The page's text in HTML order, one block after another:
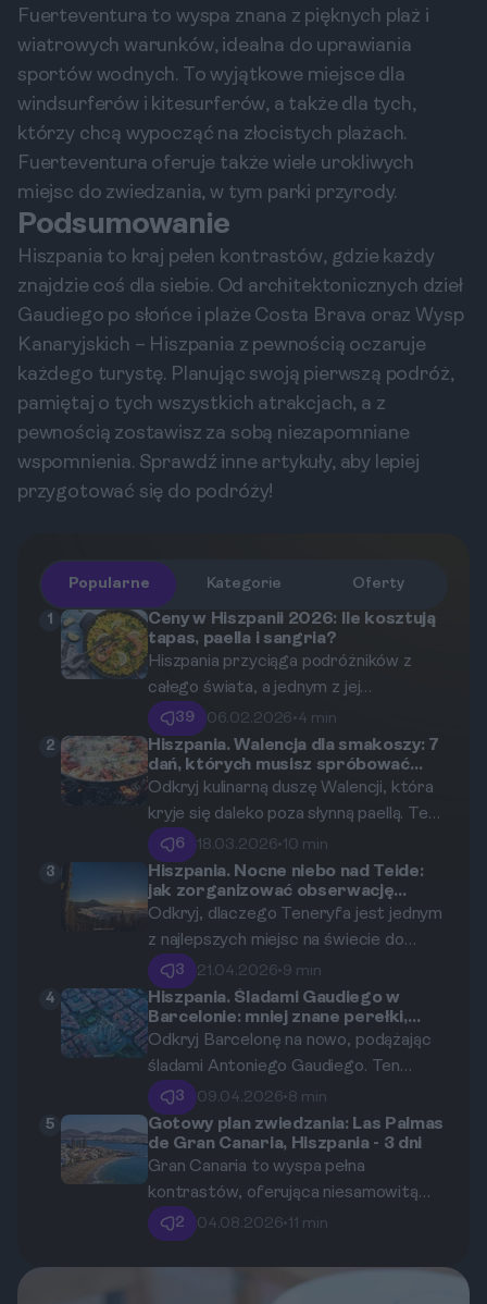
Fuerteventura to wyspa znana z pięknych plaż i
wiatrowych warunków, idealna do uprawiania
sportów wodnych. To wyjątkowe miejsce dla
windsurferów i kitesurferów, a także dla tych,
którzy chcą wypocząć na złocistych plażach.
Fuerteventura oferuje także wiele urokliwych
miejsc do zwiedzania, w tym parki przyrody.
Podsumowanie
Hiszpania to kraj pełen kontrastów, gdzie każdy
znajdzie coś dla siebie. Od architektonicznych dzieł
Gaudiego po słońce i plaże Costa Brava oraz Wysp
Kanaryjskich – Hiszpania z pewnością oczaruje
każdego turystę. Planując swoją pierwszą podróż,
pamiętaj o tych wszystkich atrakcjach, a z
pewnością zostawisz za sobą niezapomniane
wspomnienia. Sprawdź inne artykuły, aby lepiej
przygotować się do podróży!
Popularne Kategorie Oferty
1
Ceny w Hiszpanii 2026: Ile kosztują
tapas, paella i sangria?
Hiszpania przyciąga podróżników z
całego świata, a jednym z jej
największych uroków jest wyjątkowa
kuchnia. W tym artykule przyjrzymy się
cenom najpopularniejszych potraw,
takich jak tapas, paella oraz tradycyjny
napój - sangria. Dowiedz się, jak
zbudować budżet na gastronomiczne
doznania w Hiszpanii w latach 2025-
2026.
39 06.02.2026•4 min
2
Hiszpania. Walencja dla smakoszy: 7
dań, których musisz spróbować
poza paellą.
Odkryj kulinarną duszę Walencji, która
kryje się daleko poza słynną paellą. Ten
przewodnik przedstawia 7 kluczowych
dań i doświadczeń, od alternatywnych
potraw ryżowych po unikalne tapas i
napoje, które pozwolą Ci zjeść jak
prawdziwy mieszkaniec Walencji.
6 18.03.2026•10 min
3
Hiszpania. Nocne niebo nad Teide:
jak zorganizować obserwację
gwiazd na Teneryfie?
Odkryj, dlaczego Teneryfa jest jednym
z najlepszych miejsc na świecie do
obserwacji gwiazd. Ten kompleksowy
przewodnik pomoże Ci zaplanować
niezapomnianą nocną przygodę w
Parku Narodowym Teide, od wyboru
idealnego miejsca i terminu, po decyzję
między zorganizowaną wycieczką a
samodzielną wyprawą.
3 21.04.2026•9 min
4
Hiszpania. Śladami Gaudiego w
Barcelonie: mniej znane perełki,
które musisz zobaczyć.
Odkryj Barcelonę na nowo, podążając
śladami Antoniego Gaudiego. Ten
przewodnik zabierze Cię poza utarte
szlaki, aby pokazać mniej znane, ale
równie fascynujące dzieła genialnego
architekta, które skrywają niezwykłe
historie i architektoniczne innowacje.
3 09.04.2026•8 min
5
Gotowy plan zwiedzania: Las Palmas
de Gran Canaria, Hiszpania - 3 dni
Gran Canaria to wyspa pełna
kontrastów, oferująca niesamowitą
historię, tętniącą życiem kulturę oraz
spektakularne krajobrazy. Trzy dni to
niewiele czasu, ale przy dobrej
2 04.08.2026•11 min